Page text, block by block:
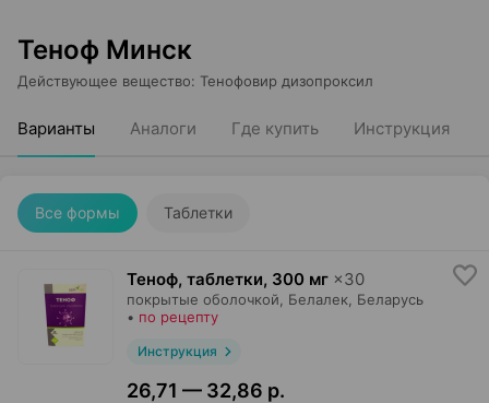
Теноф Минск
Действующее вещество: Тенофовир дизопроксил
Варианты Аналоги Где купить Инструкция
Все формы Таблетки
Теноф, таблетки, 300 мг ×30
покрытые оболочкой, Белалек , Беларусь
• по рецепту
Инструкция
26,71 — 32,86 р.